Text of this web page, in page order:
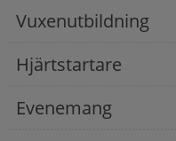
Vuxenutbildning
Hjärtstartare
Evenemang